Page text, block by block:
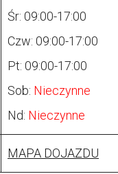
Śr: 09:00-17:00
Czw: 09:00-17:00
Pt: 09:00-17:00
Sob: Nieczynne
Nd: Nieczynne
MAPA DOJAZDU